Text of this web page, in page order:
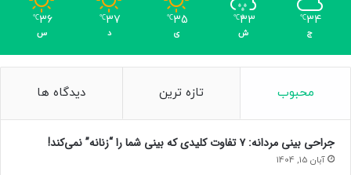
34
℃
ج
33
℃
ش
35
℃
ی
37
℃
د
36
℃
س
محبوب تازه ترین دیدگاه ها
جراحی بینی مردانه: ۷ تفاوت کلیدی که بینی شما را “زنانه” نمی‌کند!
آبان 15, 1404